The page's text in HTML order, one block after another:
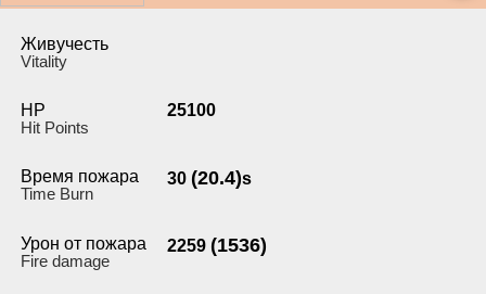
Живучесть
Vitality
HP
Hit Points
25100
Время пожара
Time Burn
30 (20.4)s
Урон от пожара
Fire damage
2259 (1536)